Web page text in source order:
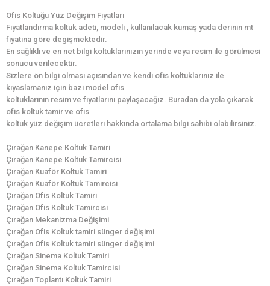
Ofis Koltuğu Yüz Değişim Fiyatları
Fiyatlandırma koltuk adeti, modeli , kullanılacak kumaş yada derinin mt
fiyatına göre degişmektedir.
En sağlıklı ve en net bilgi koltuklarınızın yerinde veya resim ile görülmesi
sonucu verilecektir.
Sizlere ön bilgi olması açısından ve kendi ofis koltuklarınız ile
kıyaslamanız için bazi model ofis
koltuklarının resim ve fiyatlarını paylaşacağız. Buradan da yola çıkarak
ofis koltuk tamir ve ofis
koltuk yüz değişim ücretleri hakkında ortalama bilgi sahibi olabilirsiniz.
Çırağan Kanepe Koltuk Tamiri
Çırağan Kanepe Koltuk Tamircisi
Çırağan Kuaför Koltuk Tamiri
Çırağan Kuaför Koltuk Tamircisi
Çırağan Ofis Koltuk Tamiri
Çırağan Ofis Koltuk Tamircisi
Çırağan Mekanizma Değişimi
Çırağan Ofis Koltuk tamiri sünger değişimi
Çırağan Ofis Koltuk tamiri sünger değişimi
Çırağan Sinema Koltuk Tamiri
Çırağan Sinema Koltuk Tamircisi
Çırağan Toplantı Koltuk Tamiri